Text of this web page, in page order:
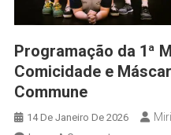
Programação da 1ª
Comicidade e
Commune
14 De Janeiro De 2026